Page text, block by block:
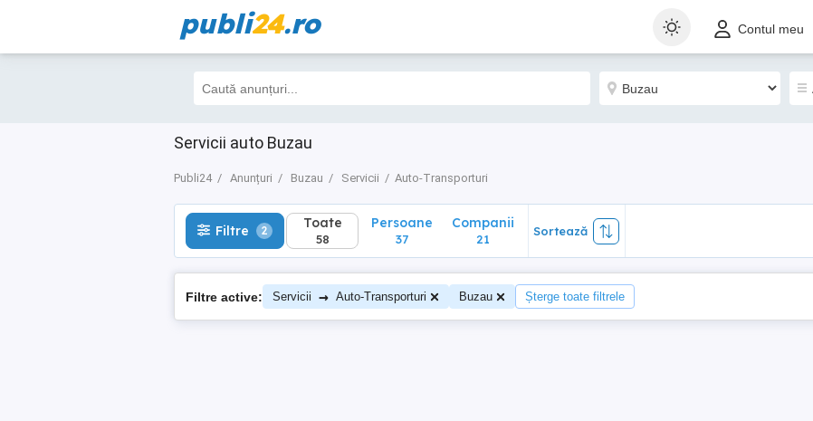
publi24.ro Contul meu
Servicii auto Buzau
Publi24 Anunțuri Buzau Servicii Auto-Transporturi
Filtre 2 Toate
58
Filtre 2 Toate
58
Persoane
37
Companii
21
Sortează
Filtre active: Servicii → Auto-Transporturi Buzau Șterge toate filtrele